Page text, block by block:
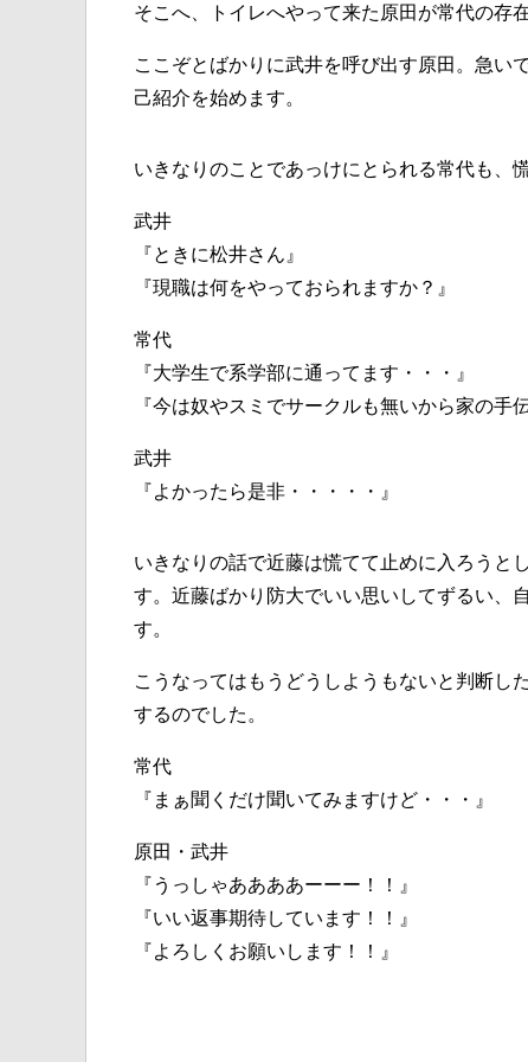
そこへ、トイレへやって来た原田が常代の存
ここぞとばかりに武井を呼び出す原田。急い
己紹介を始めます。
いきなりのことであっけにとられる常代も、
武井
『ときに松井さん』
『現職は何をやっておられますか？』
常代
『大学生で系学部に通ってます・・・』
『今は奴やスミでサークルも無いから家の手
武井
『よかったら是非・・・・・』
いきなりの話で近藤は慌てて止めに入ろうと
す。近藤ばかり防大でいい思いしてずるい、
す。
こうなってはもうどうしようもないと判断し
するのでした。
常代
『まぁ聞くだけ聞いてみますけど・・・』
原田・武井
『うっしゃああああーーー！！』
『いい返事期待しています！！』
『よろしくお願いします！！』